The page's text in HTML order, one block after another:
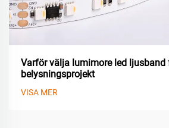
Varför välja lumimore led ljusband
belysningsprojekt
VISA MER